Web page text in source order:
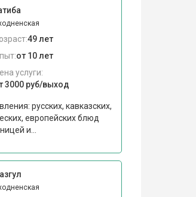
49 лет
от 10 лет
услуги:
3000 руб/выход
русских, кавказских,
европейских блюд
и...